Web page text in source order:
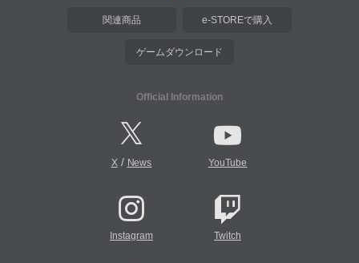
関連商品 e-STOREで購入
ゲームダウンロード
Official Information
X/ News YouTube
Instagram Twitch